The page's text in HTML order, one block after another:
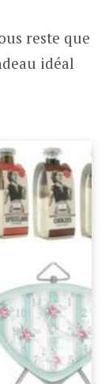
reste que
idéal